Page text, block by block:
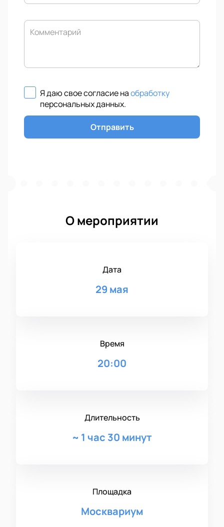
Комментарий
Я даю свое согласие наобработку
персональных данных.
Отправить
О мероприятии
Дата
29 мая
Время
20:00
Длительность
~ 1 час 30 минут
Площадка
Москвариум